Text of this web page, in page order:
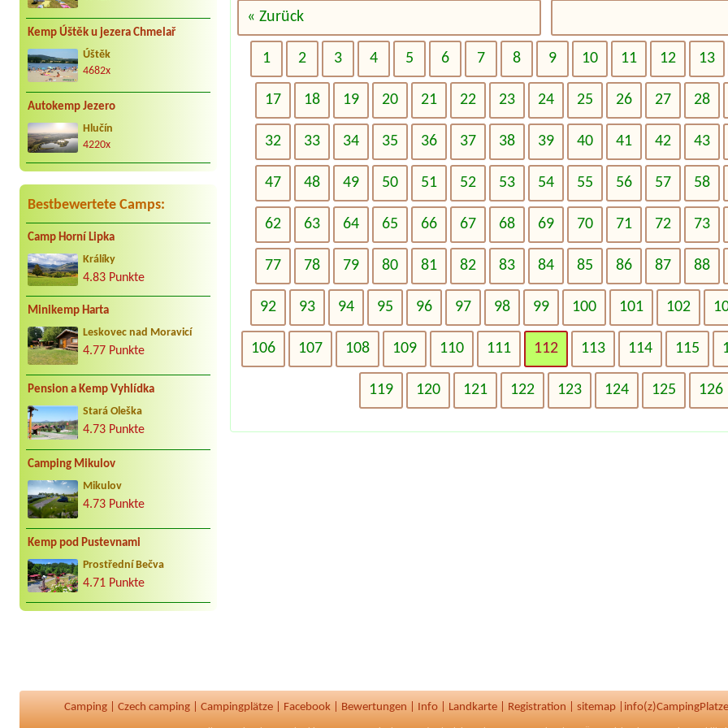
Kemp Úštěk u jezera Chmelař
Úštěk
4682x
Autokemp Jezero
Hlučín
4220x
Bestbewertete Camps:
Camp Horní Lipka
Králíky
4.83 Punkte
Minikemp Harta
Leskovec nad Moravicí
4.77 Punkte
Pension a Kemp Vyhlídka
Stará Oleška
4.73 Punkte
Camping Mikulov
Mikulov
4.73 Punkte
Kemp pod Pustevnami
Prostřední Bečva
4.71 Punkte
« Zurück
1 2 3 4 5 6 7 8 9 10 11 12 13
17 18 19 20 21 22 23 24 25 26 27 28
32 33 34 35 36 37 38 39 40 41 42 43
47 48 49 50 51 52 53 54 55 56 57 58
62 63 64 65 66 67 68 69 70 71 72 73
77 78 79 80 81 82 83 84 85 86 87 88
92 93 94 95 96 97 98 99 100 101 102
106 107 108 109 110 111 112 113 114 115
119 120 121 122 123 124 125 126
Camping Czech camping Campingplätze Facebook Bewertungen Info Landkarte Registration sitemap